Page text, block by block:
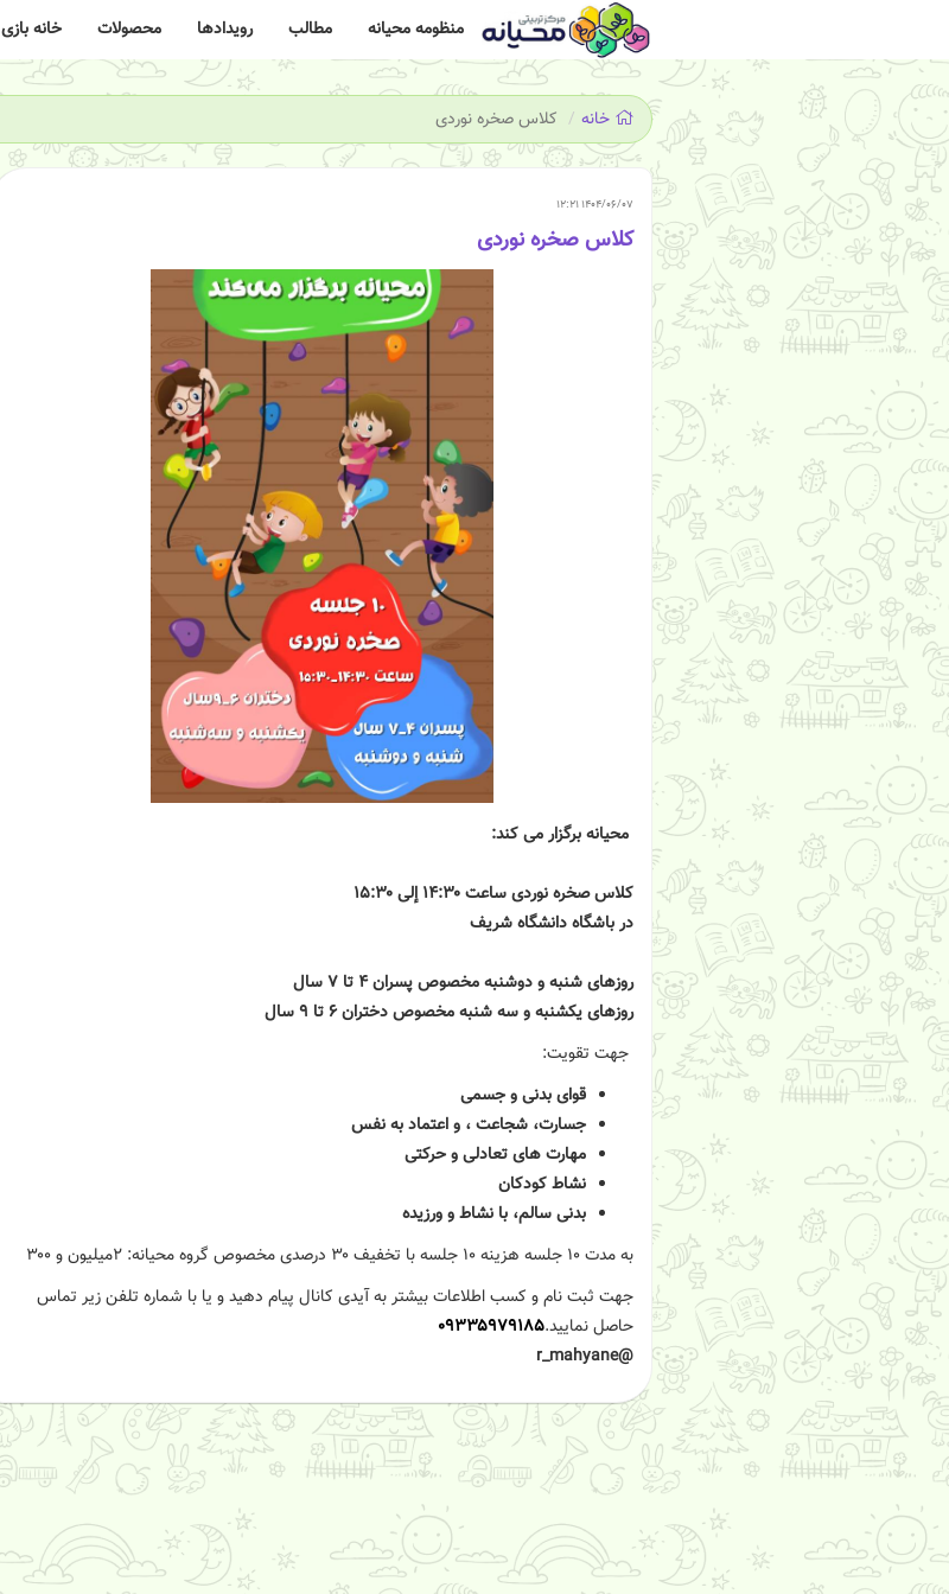
منظومه محیانه مطالب رویدادها محصولات خانه بازی
خانه کلاس صخره نوردی
۱۴۰۴/۰۶/۰۷ ۱۲:۲۱
کلاس صخره نوردی
محیانه برگزار می کند:
کلاس صخره نوردی ساعت ۱۴:۳۰ إلی ۱۵:۳۰
در باشگاه دانشگاه شریف
روزهای شنبه و دوشنبه مخصوص پسران ۴ تا ۷ سال
روزهای یکشنبه و سه شنبه مخصوص دختران ۶ تا ۹ سال
جهت تقویت:
قوای بدنی و جسمی
جسارت، شجاعت ، و اعتماد به نفس
مهارت های تعادلی و حرکتی
نشاط کودکان‌‌
بدنی سالم، با نشاط و ورزیده ‌
به مدت ۱۰ جلسه هزینه ۱۰ جلسه با تخفیف ۳۰ درصدی مخصوص گروه محیانه: ۲میلیون و ۳۰۰‌
جهت ثبت نام و کسب اطلاعات بیشتر به آیدی کانال پیام دهید و یا با شماره تلفن زیر تماس
حاصل نمایید.۰۹۳۳۵۹۷۹۱۸۵
@r_mahyane